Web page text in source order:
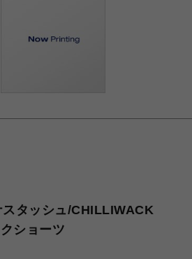
タッシュ/CHILLIWACK
ショーツ